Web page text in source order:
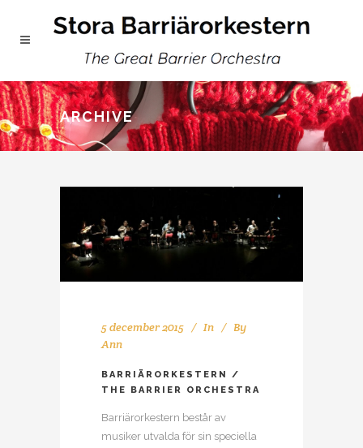
ARCHIVE
5 december 2015 In
By
Ann
BARRIÄRORKESTERN /
THE BARRIER ORCHESTRA
Barriärorkestern består av
musiker utvalda för sin speciella